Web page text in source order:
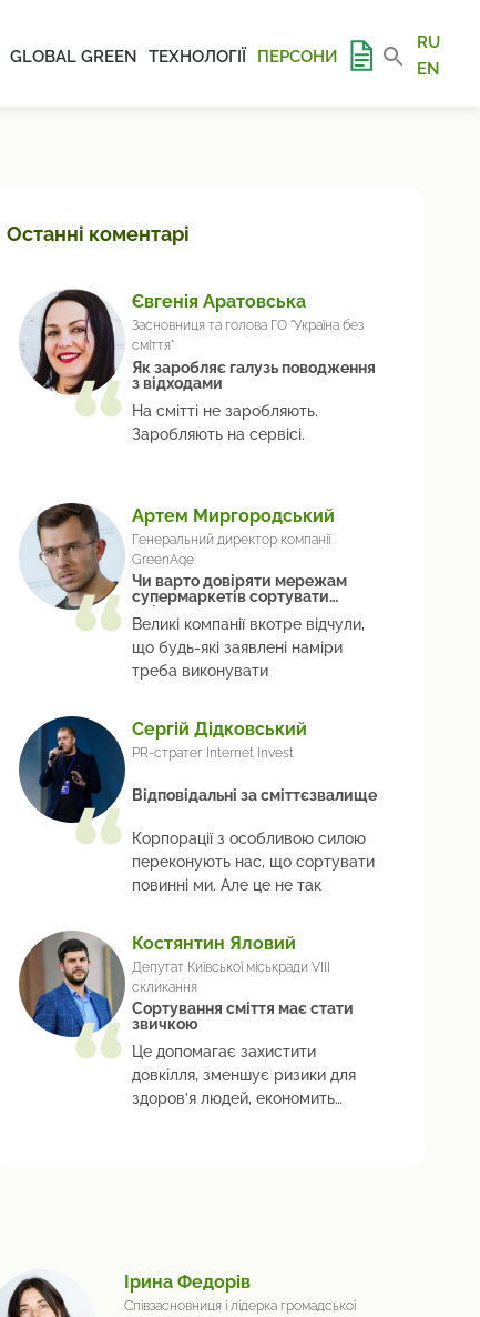
GLOBAL GREEN ТЕХНОЛОГІЇ ПЕРСОНИ
RU
EN
Останні коментарі
Євгенія Аратовська
Засновниця та голова ГО "Україна без
сміття"
Як заробляє галузь поводження
з відходами
На смітті не заробляють.
Заробляють на сервісі.
Артем Миргородський
Генеральний директор компанії
GreenAge
Чи варто довіряти мережам
супермаркетів сортувати
сміття
Великі компанії вкотре відчули,
що будь-які заявлені наміри
треба виконувати
Сергій Дідковський
PR-стратег Internet Invest
Відповідальні за сміттєзвалище
Корпорації з особливою силою
переконують нас, що сортувати
повинні ми. Але це не так
Костянтин Яловий
Депутат Київської міськради VIII
скликання
Сортування сміття має стати
звичкою
Це допомагає захистити
довкілля, зменшує ризики для
здоров’я людей, економить
Ірина Федорів
Співзасновниця і лідерка громадської